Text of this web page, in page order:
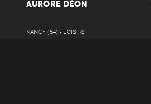
AURORE DÉON
NANCY (54) • LOISIRS